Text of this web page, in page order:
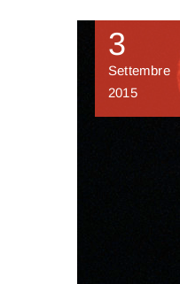
3
Settembre
2015